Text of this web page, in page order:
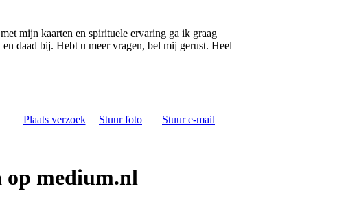
mijn kaarten en spirituele ervaring ga ik graag
daad bij. Hebt u meer vragen, bel mij gerust. Heel
Plaats verzoek Stuur foto Stuur e-mail
op medium.nl